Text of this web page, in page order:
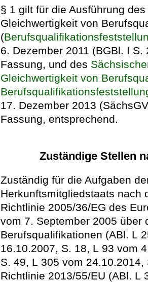
§ 1 gilt für die Ausführung
Gleichwertigkeit von
(
6. Dezember 2011 (BGBl. I
Fassung, und des
Gleichwertigkeit von
17. Dezember 2013
Fassung, entsprechend.
Zuständige Stellen
Zuständig für die Aufgaben
Herkunftsmitgliedstaats nach
Richtlinie 2005/36/EG des
vom 7. September 2005 über
Berufsqualifikationen (ABl. L
16.10.2007, S. 18, L 93 vom
S. 49, L 305 vom
Richtlinie 2013/55/EU (ABl. L